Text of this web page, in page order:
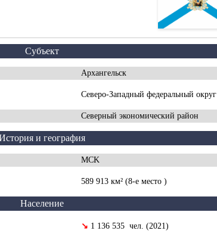
Субъект
Архангельск
Северо-Западный федеральный округ
Северный экономический район
и география
MCK
589 913 км² (8-е место )
Население
↘ 1 136 535 чел. (2021)